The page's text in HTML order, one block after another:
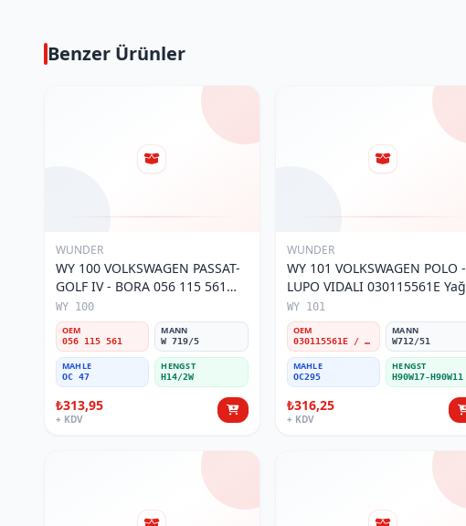
Benzer Ürünler
WUNDER
WY 100 VOLKSWAGEN PASSAT-
GOLF IV - BORA 056 115 561
Yağ Filtresi
WY 100
OEM
056 115 561
MANN
W 719/5
MAHLE
OC 47
HENGST
H14/2W
₺313,95
+ KDV
WUNDER
WY 101 VOLKSWAGEN POLO -
LUPO VIDALI 030115561E Yağ
Filtresi
WY 101
OEM
030115561E / 030115561AA / 030115561AB / 030115561AD
MANN
W712/51
MAHLE
OC295
HENGST
H90W17-H90W11
₺316,25
+ KDV